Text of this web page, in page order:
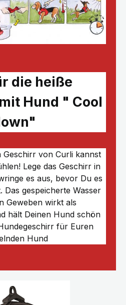
die heiße
Hund " Cool
Geschirr von Curli kannst
Lege das Geschirr in
es aus, bevor Du es
Das gespeicherte Wasser
Geweben wirkt als
hält Deinen Hund schön
für Euren
Hund